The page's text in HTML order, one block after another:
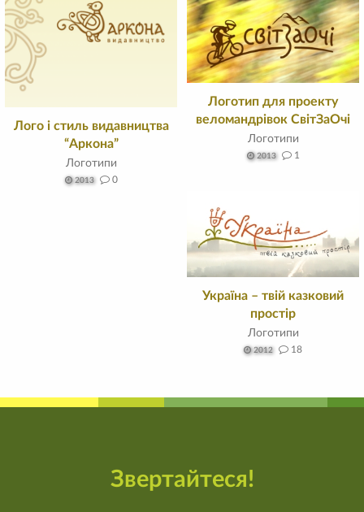
Лого і стиль видавництва
“Аркона”
Логотипи
2013 0
Логотип для проекту
веломандрівок СвітЗаОчі
Логотипи
2013 1
Україна – твій казковий
простір
Логотипи
2012 18
Звертайтеся!